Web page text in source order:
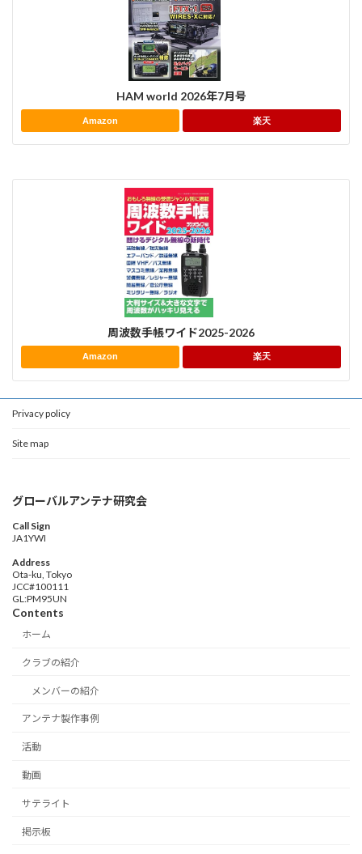
HAM world 2026年7月号
Amazon 楽天
周波数手帳ワイド2025-2026
Amazon 楽天
Privacy policy
Site map
グローバルアンテナ研究会
Call Sign
JA1YWI
Address
Ota-ku, Tokyo
JCC#100111
GL:PM95UN
Contents
ホーム
クラブの紹介
メンバーの紹介
アンテナ製作事例
活動
動画
サテライト
掲示板